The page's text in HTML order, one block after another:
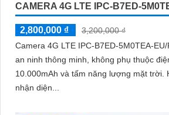
CAMERA 4G LTE IPC-B7ED-
2,800,000 ₫
3,200,000 ₫
Camera 4G LTE IPC-B7ED-5M0TEA-
an ninh thông minh, không phụ thuộc
10.000mAh và tấm năng lượng mặt trời. Hỗ trợ WiFi/4G, AI
nhận diện...